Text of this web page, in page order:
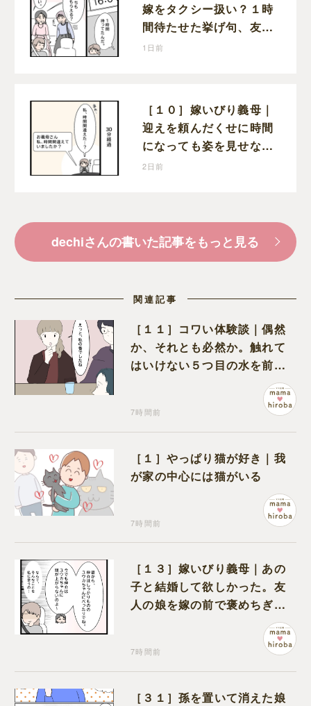
嫁をタクシー扱い？１時
間待たせた挙げ句、友人
まで送らせる義母が図々
1日前
［１０］嫁いびり義母｜
迎えを頼んだくせに時間
になっても姿を見せない
義母。返信すらなく不安
2日前
dechiさんの書いた記事をもっと見る
関連記事
［１１］コワい体験談｜偶然
か、それとも必然か。触れて
はいけない５つ目の水を前に
7時間前
［１］やっぱり猫が好き｜我
が家の中心には猫がいる
7時間前
［１３］嫁いびり義母｜あの
子と結婚して欲しかった。友
人の娘を嫁の前で褒めちぎる
7時間前
［３１］孫を置いて消えた娘